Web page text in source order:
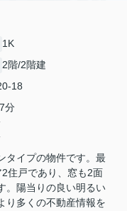
1K
2階/2階建
18
分
タイプの物件です。最
2住戸であり、窓も2面
。陽当りの良い明るい
り多くの不動産情報を